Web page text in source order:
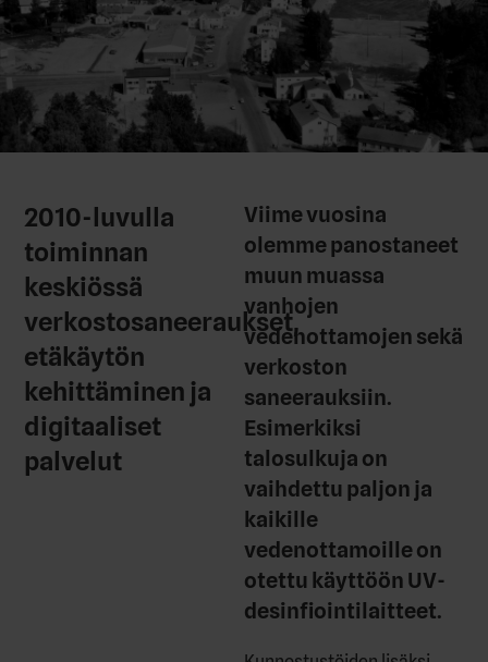
2010-luvulla
toiminnan
keskiössä
verkostosaneeraukset,
etäkäytön
kehittäminen ja
digitaaliset
palvelut
Viime vuosina
olemme panostaneet
muun muassa
vanhojen
vedenottamojen sekä
verkoston
saneerauksiin.
Esimerkiksi
talosulkuja on
vaihdettu paljon ja
kaikille
vedenottamoille on
otettu käyttöön UV-
desinfiointilaitteet.